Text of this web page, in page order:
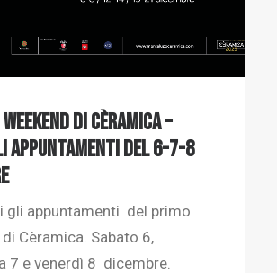
di Cèramica –
del 6-7-8
gli appuntamenti del primo
Cèramica. Sabato 6,
7 e venerdì 8 dicembre.